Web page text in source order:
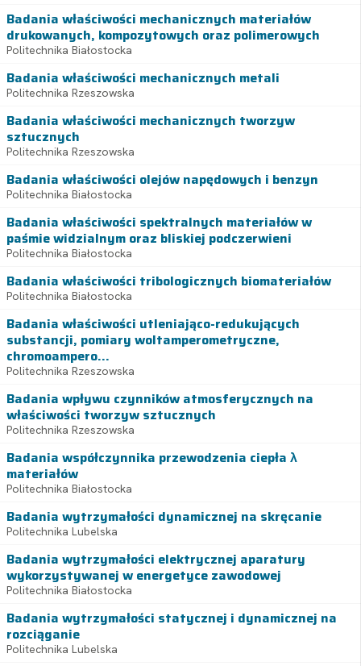
Badania właściwości mechanicznych materiałów
drukowanych, kompozytowych oraz polimerowych
Politechnika Białostocka
Badania właściwości mechanicznych metali
Politechnika Rzeszowska
Badania właściwości mechanicznych tworzyw
sztucznych
Politechnika Rzeszowska
Badania właściwości olejów napędowych i benzyn
Politechnika Białostocka
Badania właściwości spektralnych materiałów w
paśmie widzialnym oraz bliskiej podczerwieni
Politechnika Białostocka
Badania właściwości tribologicznych biomateriałów
Politechnika Białostocka
Badania właściwości utleniająco-redukujących
substancji, pomiary woltamperometryczne,
chromoampero...
Politechnika Rzeszowska
Badania wpływu czynników atmosferycznych na
właściwości tworzyw sztucznych
Politechnika Rzeszowska
Badania współczynnika przewodzenia ciepła λ
materiałów
Politechnika Białostocka
Badania wytrzymałości dynamicznej na skręcanie
Politechnika Lubelska
Badania wytrzymałości elektrycznej aparatury
wykorzystywanej w energetyce zawodowej
Politechnika Białostocka
Badania wytrzymałości statycznej i dynamicznej na
rozciąganie
Politechnika Lubelska